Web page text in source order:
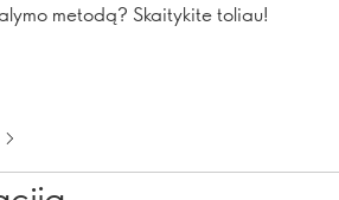
metodą? Skaitykite toliau!